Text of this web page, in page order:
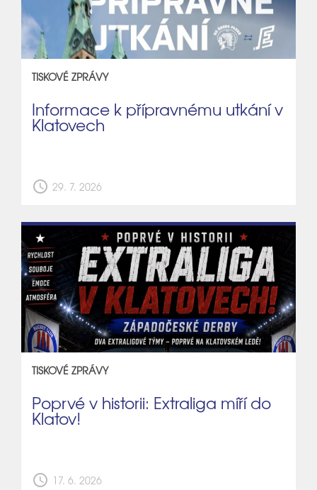
TISKOVÉ ZPRÁVY
Informace k přípravnému utkání v
Klatovech
schedule 29. 7. 2026
TISKOVÉ ZPRÁVY
Poprvé v historii: Extraliga míří do
Klatov!
schedule 17. 6. 2026